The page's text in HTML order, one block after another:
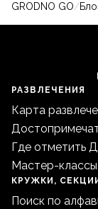
GRODNO GO/
РАЗВЛЕЧЕНИЯ
Карта
Где отметить
Мастер-классы
КРУЖКИ,
Поиск по